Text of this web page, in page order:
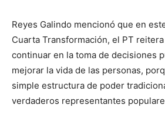
Reyes Galindo mencionó que en
Cuarta Transformación, el PT
continuar en la toma de decisiones
mejorar la vida de las personas,
simple estructura de poder
verdaderos representantes